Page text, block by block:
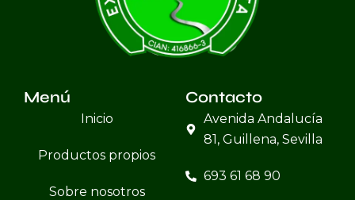
Menú
Inicio
Productos propios
Sobre nosotros
Contacto
Avenida Andalucía
81, Guillena, Sevilla
693 61 68 90